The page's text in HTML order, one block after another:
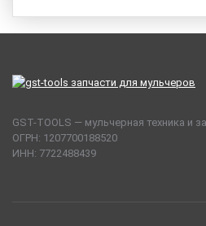
GST-TOOLS — мульчерная техника и
ОГРН: 1207700188520
ИНН: 7722488439